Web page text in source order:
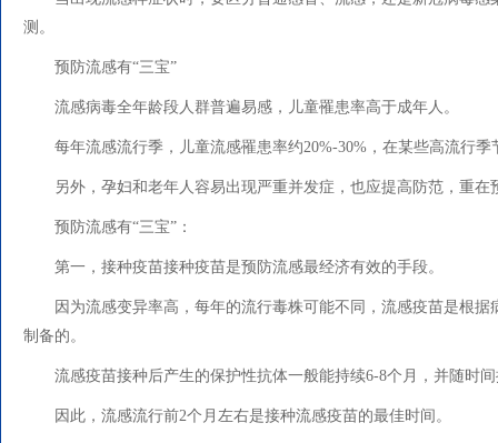
测。
预防流感有“三宝”
流感病毒全年龄段人群普遍易感，儿童罹患率高于成年人。
每年流感流行季，儿童流感罹患率约20%-30%，在某些高流行
另外，孕妇和老年人容易出现严重并发症，也应提高防范，重在
预防流感有“三宝”：
第一，接种疫苗接种疫苗是预防流感最经济有效的手段。
因为流感变异率高，每年的流行毒株可能不同，流感疫苗是根
制备的。
流感疫苗接种后产生的保护性抗体一般能持续6-8个月，并随时
因此，流感流行前2个月左右是接种流感疫苗的最佳时间。